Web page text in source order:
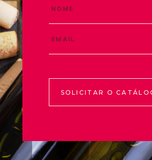
SOLICITAR O